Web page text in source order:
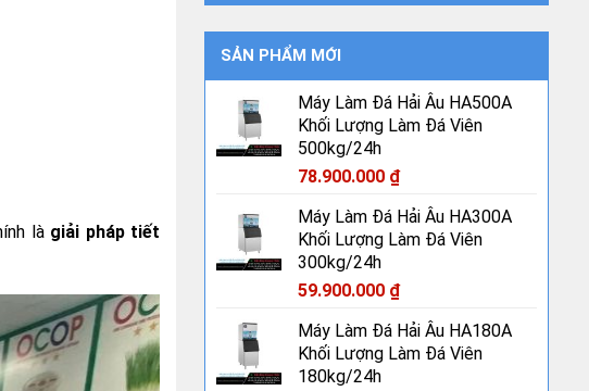
là giải pháp tiết
SẢN PHẨM MỚI
Máy Làm Đá Hải Âu HA500A
Khối Lượng Làm Đá Viên
500kg/24h
78.900.000 ₫
Máy Làm Đá Hải Âu HA300A
Khối Lượng Làm Đá Viên
300kg/24h
59.900.000 ₫
Máy Làm Đá Hải Âu HA180A
Khối Lượng Làm Đá Viên
180kg/24h